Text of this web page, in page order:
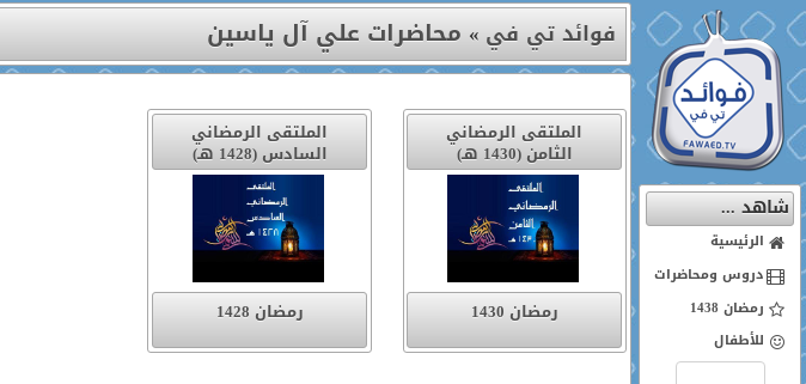
شاهد ...
الرئيسية
دروس ومحاضرات
رمضان 1438
للأطفال
فوائد تي في »محاضرات علي آل ياسين
الملتقى الرمضاني
الثامن (1430 هـ)
رمضان 1430
الملتقى الرمضاني
السادس (1428 هـ)
رمضان 1428